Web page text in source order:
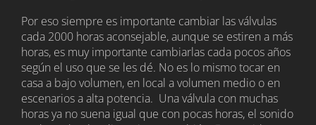
Por eso siempre es importante cambiar las válvulas
cada 2000 horas aconsejable, aunque se estiren a más
horas, es muy importante cambiarlas cada pocos años
según el uso que se les dé. No es lo mismo tocar en
casa a bajo volumen, en local a volumen medio o en
escenarios a alta potencia. Una válvula con muchas
horas ya no suena igual que con pocas horas, el sonido